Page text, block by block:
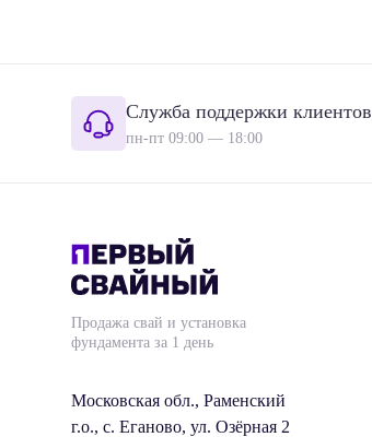
Служба поддержки клиентов
пн-пт 09:00 — 18:00
Продажа свай и установка
фундамента за 1 день
Московская обл., Раменский
г.о., с. Еганово, ул. Озёрная 2